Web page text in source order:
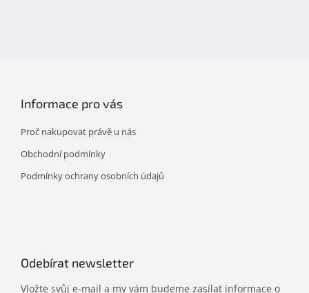
Informace pro vás
Proč nakupovat právě u nás
Obchodní podmínky
Podmínky ochrany osobních údajů
Odebírat newsletter
Vložte svůj e-mail a my vám budeme zasílat informace o